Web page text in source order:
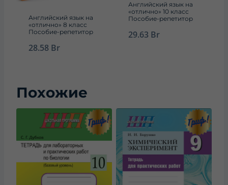
Английский язык на
«отлично» 8 класс
Пособие-репетитор
28.58 Br
Английский язык на
«отлично» 10 класс
Пособие-репетитор
29.63 Br
Похожие